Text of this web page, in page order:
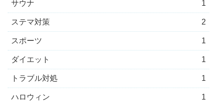
サウナ 1
ステマ対策 2
スポーツ 1
ダイエット 1
トラブル対処 1
ハロウィン 1